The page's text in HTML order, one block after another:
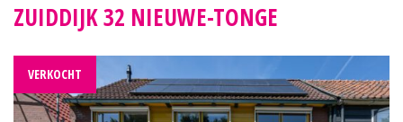
ZUIDDIJK 32 NIEUWE-TONGE
VERKOCHT